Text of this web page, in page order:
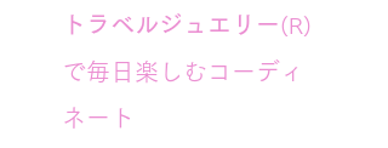
トラベルジュエリー(R)
で毎日楽しむコーディ
ネート